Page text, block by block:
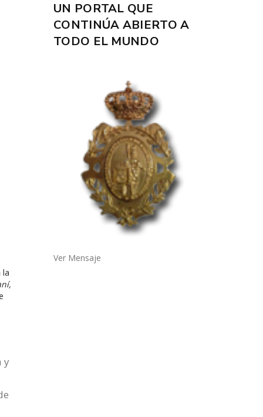
la
y
UN PORTAL QUE
CONTINÚA ABIERTO A
TODO EL MUNDO
Ver Mensaje